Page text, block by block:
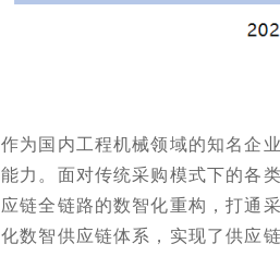
作为国内工程机械领域的知名企
能力。面对传统采购模式下的各
应链全链路的数智化重构，打通
化数智供应链体系，实现了供应